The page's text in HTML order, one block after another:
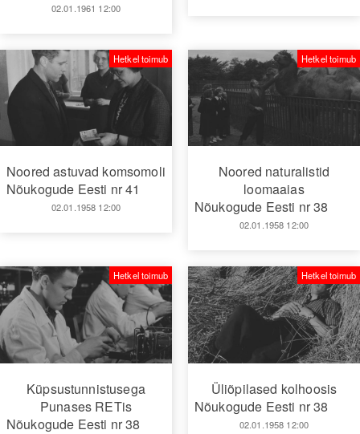
02.01.1961 12:00
Noored astuvad komsomoli
Nõukogude Eesti nr 41
02.01.1958 12:00
Hetkel toimub
Noored naturalistid
loomaaias
Nõukogude Eesti nr 38
02.01.1958 12:00
Hetkel toimub
Küpsustunnistusega
Punases RETis
Nõukogude Eesti nr 38
Hetkel toimub
Üliõpilased kolhoosis
Nõukogude Eesti nr 38
02.01.1958 12:00
Hetkel toimub